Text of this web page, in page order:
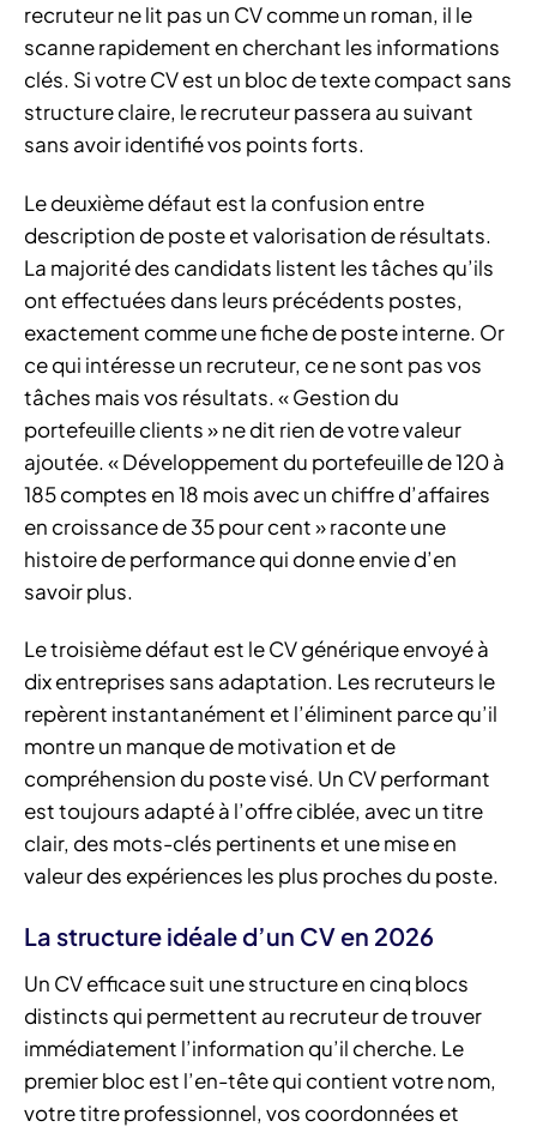
recruteur ne lit pas un CV comme un roman, il le
scanne rapidement en cherchant les informations
clés. Si votre CV est un bloc de texte compact sans
structure claire, le recruteur passera au suivant
sans avoir identifié vos points forts.
Le deuxième défaut est la confusion entre
description de poste et valorisation de résultats.
La majorité des candidats listent les tâches qu’ils
ont effectuées dans leurs précédents postes,
exactement comme une fiche de poste interne. Or
ce qui intéresse un recruteur, ce ne sont pas vos
tâches mais vos résultats. « Gestion du
portefeuille clients » ne dit rien de votre valeur
ajoutée. « Développement du portefeuille de 120 à
185 comptes en 18 mois avec un chiffre d’affaires
en croissance de 35 pour cent » raconte une
histoire de performance qui donne envie d’en
savoir plus.
Le troisième défaut est le CV générique envoyé à
dix entreprises sans adaptation. Les recruteurs le
repèrent instantanément et l’éliminent parce qu’il
montre un manque de motivation et de
compréhension du poste visé. Un CV performant
est toujours adapté à l’offre ciblée, avec un titre
clair, des mots-clés pertinents et une mise en
valeur des expériences les plus proches du poste.
La structure idéale d’un CV en 2026
Un CV efficace suit une structure en cinq blocs
distincts qui permettent au recruteur de trouver
immédiatement l’information qu’il cherche. Le
premier bloc est l’en-tête qui contient votre nom,
votre titre professionnel, vos coordonnées et